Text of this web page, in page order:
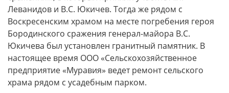
Леванидов и В.С. Юкичев. Тогда же рядом с
Воскресенским храмом на месте погребения героя
Бородинского сражения генерал-майора В.С.
Юкичева был установлен гранитный памятник. В
настоящее время ООО «Сельскохозяйственное
предприятие «Муравия» ведет ремонт сельского
храма рядом с усадебным парком.